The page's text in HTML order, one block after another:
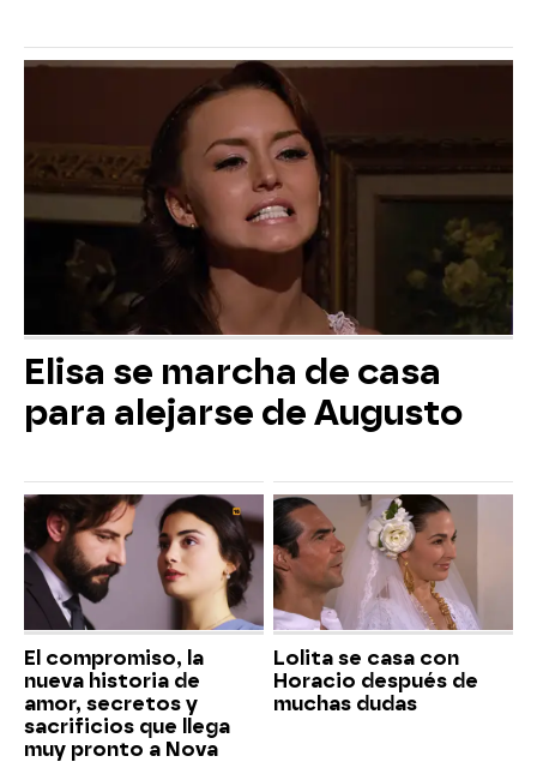
Elisa se marcha de casa
para alejarse de Augusto
El compromiso, la
nueva historia de
amor, secretos y
sacrificios que llega
muy pronto a Nova
Lolita se casa con
Horacio después de
muchas dudas